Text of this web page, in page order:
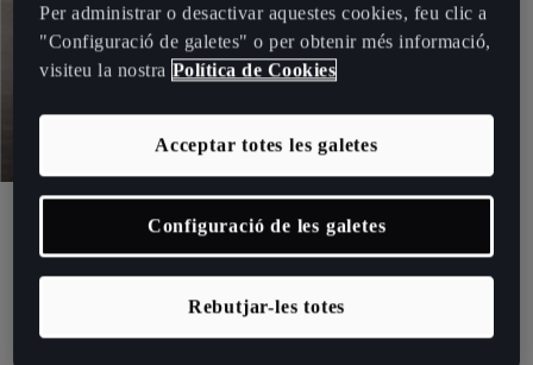
Disseny
POTÈNCIA ESPORTIVA.
Disseny aerodinàmic i motor de fins a 221Kw (300CV).
Per administrar o desactivar aquestes cookies, feu clic a
"Configuració de galetes" o per obtenir més informació,
visiteu la nostra Política de Cookies
Rebutjar-les totes
Acceptar totes les galetes
Configuració de les galetes